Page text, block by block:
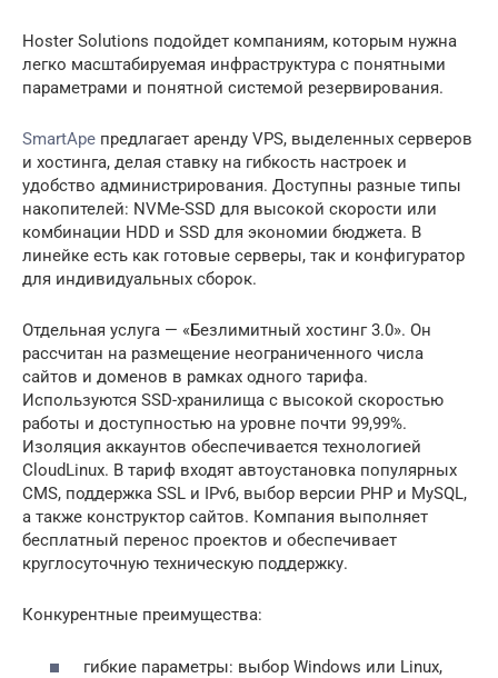
Hoster Solutions подойдет компаниям, которым нужна
легко масштабируемая инфраструктура с понятными
параметрами и понятной системой резервирования.
SmartApe предлагает аренду VPS, выделенных серверов
и хостинга, делая ставку на гибкость настроек и
удобство администрирования. Доступны разные типы
накопителей: NVMe-SSD для высокой скорости или
комбинации HDD и SSD для экономии бюджета. В
линейке есть как готовые серверы, так и конфигуратор
для индивидуальных сборок.
Отдельная услуга — «Безлимитный хостинг 3.0». Он
рассчитан на размещение неограниченного числа
сайтов и доменов в рамках одного тарифа.
Используются SSD-хранилища с высокой скоростью
работы и доступностью на уровне почти 99,99%.
Изоляция аккаунтов обеспечивается технологией
CloudLinux. В тариф входят автоустановка популярных
CMS, поддержка SSL и IPv6, выбор версии PHP и MySQL,
а также конструктор сайтов. Компания выполняет
бесплатный перенос проектов и обеспечивает
круглосуточную техническую поддержку.
Конкурентные преимущества:
гибкие параметры: выбор Windows или Linux,